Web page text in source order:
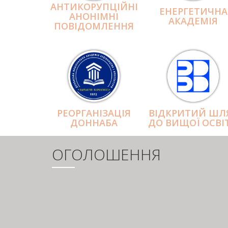
АНТИКОРУПЦІЙНІ
АНОНІМНІ
ПОВІДОМЛЕННЯ
ЕНЕРГЕТИЧНА
АКАДЕМІЯ
РЕОРГАНІЗАЦІЯ
ДОННАБА
ВІДКРИТИЙ
ДО ВИЩОЇ
ОГОЛОШЕННЯ